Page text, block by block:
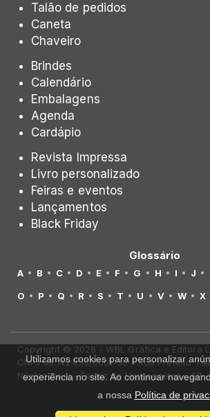
Talão de pedidos
Caneta
Chaveiro
Brindes
Calendário
Embalagens
Agenda
Cardápio
Revista Impressa
Livro personalizado
Feiras e eventos
Lançamentos
Black Friday
Glossário
A B C D E F G H I J
O P Q R S T U V W X
Copyright © 2026 - WBL Gráfica e Editora
CNPJ 08.142.850/0001-36 - Rua Prefeito
Núcleo Itaim - Ferraz de Vasconcelos - SP
Utilizamos cookies para personalizar
experiência no site. Ao continuar
a nossa Política de